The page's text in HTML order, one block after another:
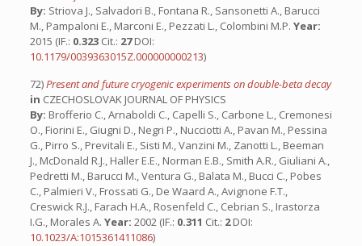
By: Striova J., Salvadori B., Fontana R., Sansonetti A., Barucci
M., Pampaloni E., Marconi E., Pezzati L., Colombini M.P. Year:
2015 (IF.: 0.323 Cit.: 27DOI:
10.1179/0039363015Z.000000000213)
72)Present and future cryogenic experiments on double-beta decay
in CZECHOSLOVAK JOURNAL OF PHYSICS
By: Brofferio C., Arnaboldi C., Capelli S., Carbone L., Cremonesi
O., Fiorini E., Giugni D., Negri P., Nucciotti A., Pavan M., Pessina
G., Pirro S., Previtali E., Sisti M., Vanzini M., Zanotti L., Beeman
J., McDonald R.J., Haller E.E., Norman E.B., Smith A.R., Giuliani A.,
Pedretti M., Barucci M., Ventura G., Balata M., Bucci C., Pobes
C., Palmieri V., Frossati G., De Waard A., Avignone F.T.,
Creswick R.J., Farach H.A., Rosenfeld C., Cebrian S., Irastorza
I.G., Morales A. Year: 2002 (IF.: 0.311 Cit.: 2DOI:
10.1023/A:1015361411086)